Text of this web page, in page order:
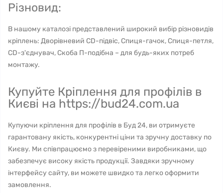
Різновид:
В нашому каталозі представлений широкий вибір різновидів
кріплень: Дворівневий CD-підвіс, Спиця-гачок, Спиця-петля,
CD-з'єднувач, Скоба П-подібна – для будь-яких потреб
монтажу.
Купуйте Кріплення для профілів в
Києві на https://bud24.com.ua
Купуючи кріплення для профілів в Буд 24, ви отримуєте
гарантовану якість, конкурентні ціни та зручну доставку по
Києву. Ми співпрацюємо з перевіреними виробниками, що
забезпечує високу якість продукції. Завдяки зручному
інтерфейсу сайту, ви можете швидко та легко оформити
замовлення.